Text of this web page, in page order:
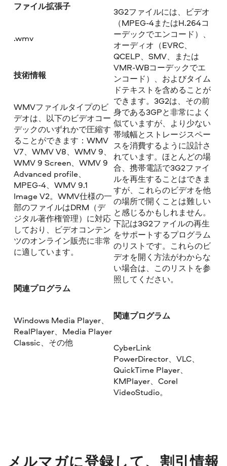
ファイル拡張子
.wmv
技術情報
WMVファイルタイプのビ
デオは、以下のビデオコー
デックのいずれかで圧縮す
ることができます：WMV
V7、WMV V8、WMV 9、
WMV 9 Screen、WMV 9
Advanced profile、
MPEG-4、WMV 9.1
Image V2。WMV仕様の一
部のファイルはDRM（デ
ジタル著作権管理）に対応
しており、ビデオコンテン
ツのオンライン販売に非常
に適しています。
関連プログラム
Windows Media Player、
RealPlayer、Media Player
Classic、その他
3G2ファイルには、ビデオ
（MPEG-4またはH.264コ
ーデックでエンコード）、
オーディオ（EVRC、
QCELP、SMV、または
VMR-WBコーデックでエ
ンコード）、およびタイム
ドテキストを含めることが
できます。3G2は、その前
身である3GPと非常によく
似ていますが、より少ない
帯域幅とストレージスペー
スを消費するように設計さ
れています。ほとんどの場
合、携帯電話で3G2ファイ
ルを再生することはできま
すが、これらのビデオを他
の場所で開くことは難しい
と感じるかもしれません。
下記は3G2ファイルの再生
をサポートするプログラム
のリストです。これらのビ
デオを開く方法がわからな
い場合は、このリストを参
照してください。
関連プログラム
CyberLink
PowerDirector、VLC、
QuickTime Player、
KMPlayer、Corel
VideoStudio。
メルマガに登録して、割引情報